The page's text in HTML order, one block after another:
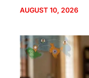
AUGUST 10, 2026